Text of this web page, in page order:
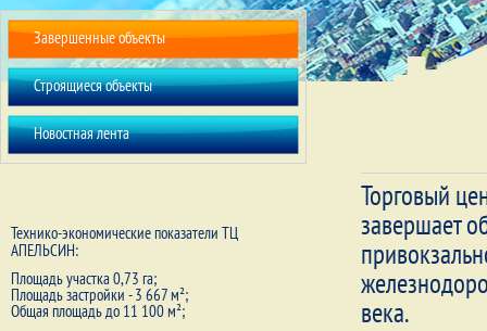
Завершенные объекты
Строящиеся объекты
Новостная лента
Технико-экономические показатели ТЦ
АПЕЛЬСИН:
Площадь участка 0,73 га;
Площадь застройки - 3 667 м²;
Общая площадь до 11 100 м²;
Торговый
завершает
века.